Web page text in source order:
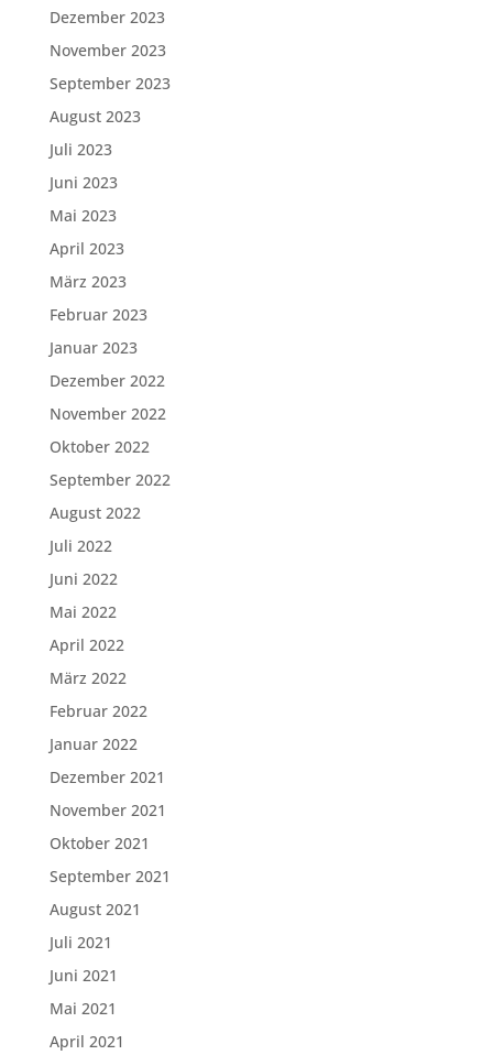
Dezember 2023
November 2023
September 2023
August 2023
Juli 2023
Juni 2023
Mai 2023
April 2023
März 2023
Februar 2023
Januar 2023
Dezember 2022
November 2022
Oktober 2022
September 2022
August 2022
Juli 2022
Juni 2022
Mai 2022
April 2022
März 2022
Februar 2022
Januar 2022
Dezember 2021
November 2021
Oktober 2021
September 2021
August 2021
Juli 2021
Juni 2021
Mai 2021
April 2021